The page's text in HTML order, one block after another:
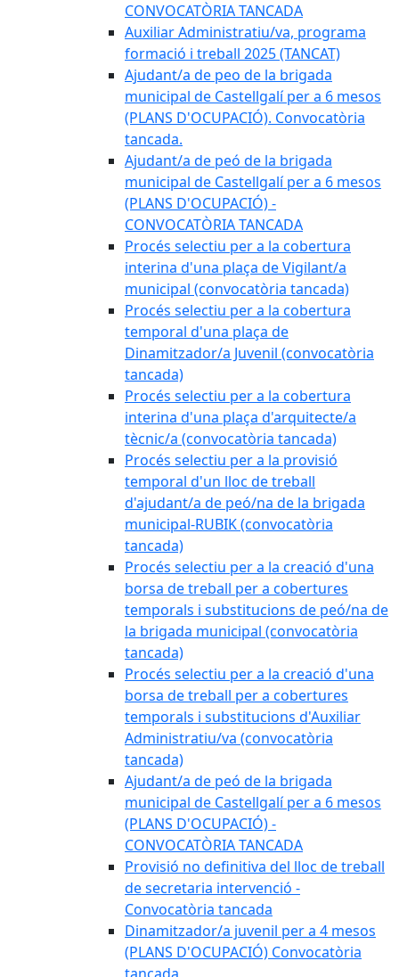
CONVOCATÒRIA TANCADA
Auxiliar Administratiu/va, programa
formació i treball 2025 (TANCAT)
Ajudant/a de peo de la brigada
municipal de Castellgalí per a 6 mesos
(PLANS D'OCUPACIÓ). Convocatòria
tancada.
Ajudant/a de peó de la brigada
municipal de Castellgalí per a 6 mesos
(PLANS D'OCUPACIÓ) -
CONVOCATÒRIA TANCADA
Procés selectiu per a la cobertura
interina d'una plaça de Vigilant/a
municipal (convocatòria tancada)
Procés selectiu per a la cobertura
temporal d'una plaça de
Dinamitzador/a Juvenil (convocatòria
tancada)
Procés selectiu per a la cobertura
interina d'una plaça d'arquitecte/a
tècnic/a (convocatòria tancada)
Procés selectiu per a la provisió
temporal d'un lloc de treball
d'ajudant/a de peó/na de la brigada
municipal-RUBIK (convocatòria
tancada)
Procés selectiu per a la creació d'una
borsa de treball per a cobertures
temporals i substitucions de peó/na de
la brigada municipal (convocatòria
tancada)
Procés selectiu per a la creació d'una
borsa de treball per a cobertures
temporals i substitucions d'Auxiliar
Administratiu/va (convocatòria
tancada)
Ajudant/a de peó de la brigada
municipal de Castellgalí per a 6 mesos
(PLANS D'OCUPACIÓ) -
CONVOCATÒRIA TANCADA
Provisió no definitiva del lloc de treball
de secretaria intervenció -
Convocatòria tancada
Dinamitzador/a juvenil per a 4 mesos
(PLANS D'OCUPACIÓ) Convocatòria